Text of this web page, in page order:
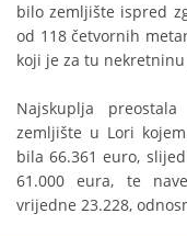
bilo zemljište ispred
od 118 četvornih
koji je za tu
Najskuplja
zemljište u Lori
bila 66.361 euro,
61.000 eura, te
vrijedne 23.228,